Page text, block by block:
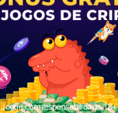
Jogue com responsabilidade. 18+